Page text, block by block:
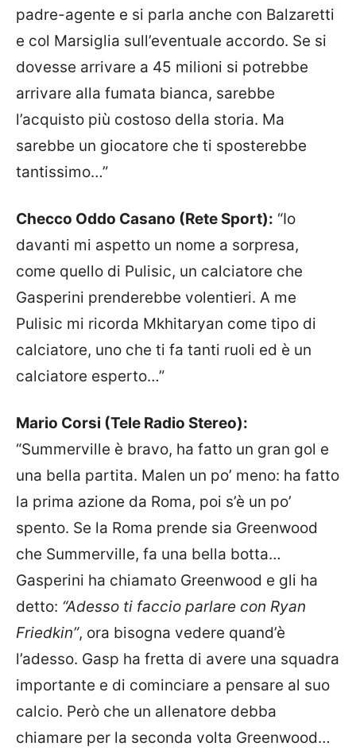
padre-agente e si parla anche con Balzaretti
e col Marsiglia sull’eventuale accordo. Se si
dovesse arrivare a 45 milioni si potrebbe
arrivare alla fumata bianca, sarebbe
l’acquisto più costoso della storia. Ma
sarebbe un giocatore che ti sposterebbe
tantissimo…”
Checco Oddo Casano (Rete Sport): “Io
davanti mi aspetto un nome a sorpresa,
come quello di Pulisic, un calciatore che
Gasperini prenderebbe volentieri. A me
Pulisic mi ricorda Mkhitaryan come tipo di
calciatore, uno che ti fa tanti ruoli ed è un
calciatore esperto…”
Mario Corsi (Tele Radio Stereo):
“Summerville è bravo, ha fatto un gran gol e
una bella partita. Malen un po’ meno: ha fatto
la prima azione da Roma, poi s’è un po’
spento. Se la Roma prende sia Greenwood
che Summerville, fa una bella botta…
Gasperini ha chiamato Greenwood e gli ha
detto: “Adesso ti faccio parlare con Ryan
Friedkin”, ora bisogna vedere quand’è
l’adesso. Gasp ha fretta di avere una squadra
importante e di cominciare a pensare al suo
calcio. Però che un allenatore debba
chiamare per la seconda volta Greenwood…